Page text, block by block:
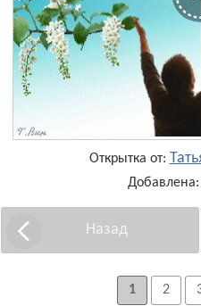
Открытка от:
Добавлена:
Назад
1 2